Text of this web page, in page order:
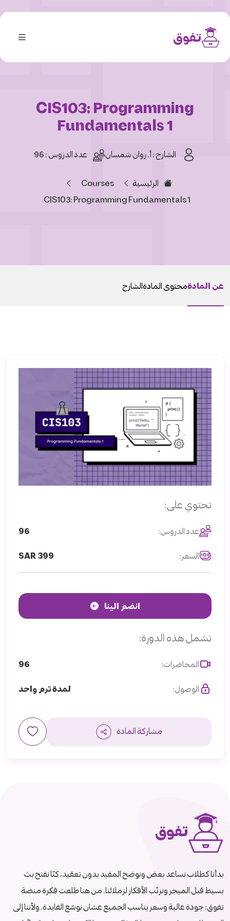
تفوق
CIS103: Programming
Fundamentals 1
الشارح :أ. روان شمسان عدد الدروس : 96
الرئيسية
Courses
CIS103: Programming Fundamentals 1
عن المادةمحتوى المادةالشارح
تحتوي على:
عدد الدروس: 96
السعر: SAR 399
انضم الينا
تشمل هذه الدورة:
المحاضرات: 96
الوصول: لمدة ترم واحد
مشاركة المادة
تفوق
بدأنا كطلاب نساعد بعض ونوضح المفيد بدون تعقيد، كنّا نفتح بث
بسيط قبل الميجر ونرتّب الأفكار لزملائنا. من هنا طلعت فكرة منصة
تفوق: جودة عالية وسعر يناسب الجميع عشان نوسّع الفايدة. ولأننا إلى